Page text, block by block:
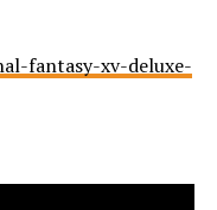
fantasy-xv-deluxe-